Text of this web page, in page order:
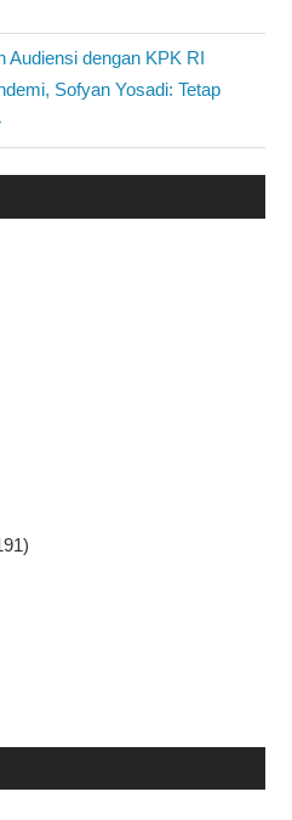
Audiensi dengan KPK RI
Sofyan Yosadi: Tetap